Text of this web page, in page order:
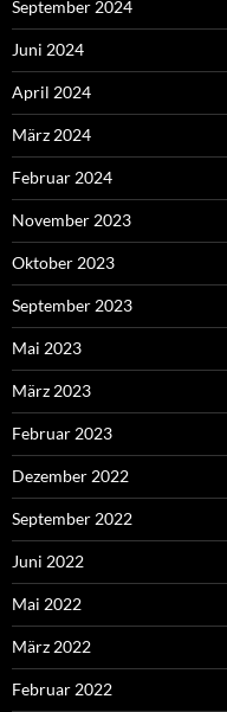
September 2024
Juni 2024
April 2024
März 2024
Februar 2024
November 2023
Oktober 2023
September 2023
Mai 2023
März 2023
Februar 2023
Dezember 2022
September 2022
Juni 2022
Mai 2022
März 2022
Februar 2022